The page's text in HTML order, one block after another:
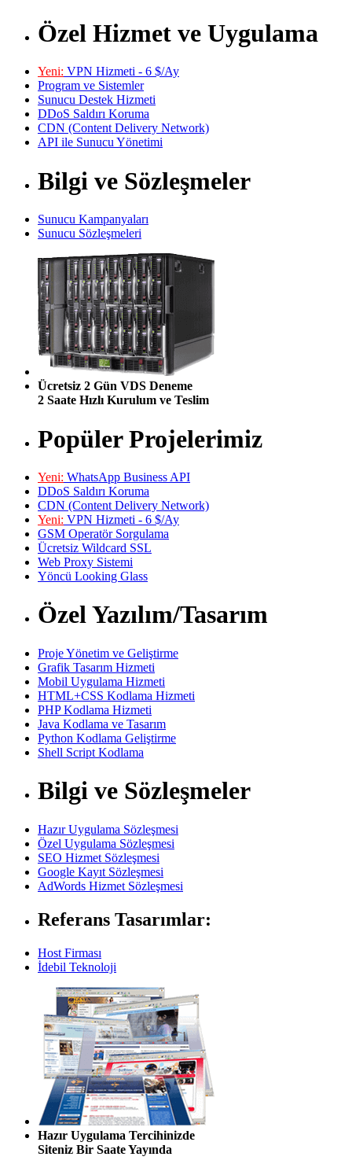
Özel Hizmet ve Uygulama
Yeni: VPN Hizmeti - 6 $/Ay
Program ve Sistemler
Sunucu Destek Hizmeti
DDoS Saldırı Koruma
CDN (Content Delivery Network)
API ile Sunucu Yönetimi
Bilgi ve Sözleşmeler
Sunucu Kampanyaları
Sunucu Sözleşmeleri
Ücretsiz 2 Gün VDS Deneme
2 Saate Hızlı Kurulum ve Teslim
Popüler Projelerimiz
Yeni: WhatsApp Business API
DDoS Saldırı Koruma
CDN (Content Delivery Network)
Yeni: VPN Hizmeti - 6 $/Ay
GSM Operatör Sorgulama
Ücretsiz Wildcard SSL
Web Proxy Sistemi
Yöncü Looking Glass
Özel Yazılım/Tasarım
Proje Yönetim ve Geliştirme
Grafik Tasarım Hizmeti
Mobil Uygulama Hizmeti
HTML+CSS Kodlama Hizmeti
PHP Kodlama Hizmeti
Java Kodlama ve Tasarım
Python Kodlama Geliştirme
Shell Script Kodlama
Bilgi ve Sözleşmeler
Hazır Uygulama Sözleşmesi
Özel Uygulama Sözleşmesi
SEO Hizmet Sözleşmesi
Google Kayıt Sözleşmesi
AdWords Hizmet Sözleşmesi
Referans Tasarımlar:
Host Firması
İdebil Teknoloji
Hazır Uygulama Tercihinizde
Siteniz Bir Saate Yayında